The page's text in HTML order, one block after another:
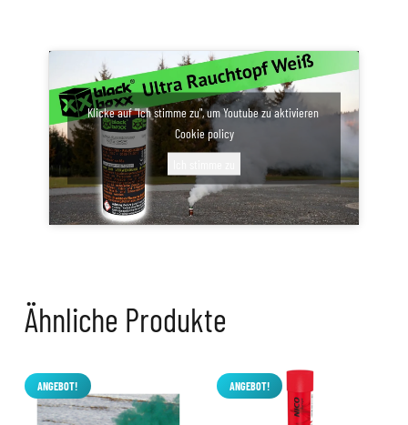
Klicke auf "Ich stimme zu", um Youtube zu aktivieren
Cookie policy
Ähnliche Produkte
ANGEBOT! ANGEBOT!